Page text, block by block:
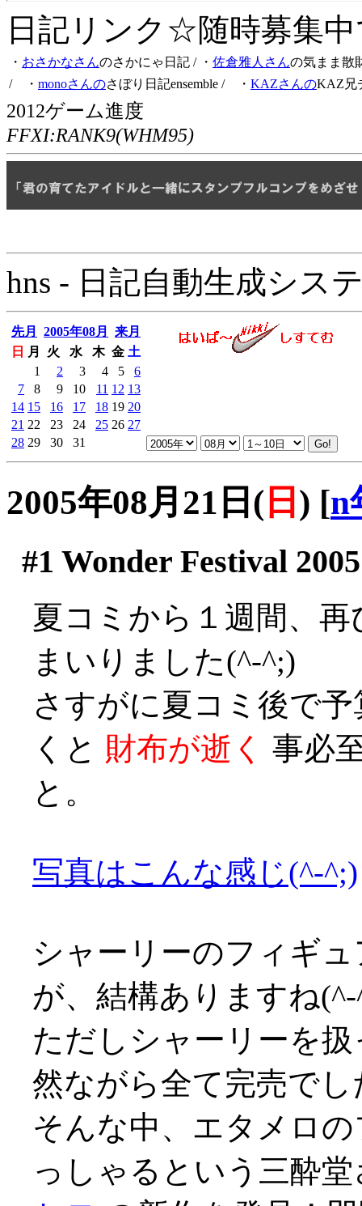
日記リンク☆随時募集
・ おさかなさんのさかにゃ日記 / ・ 佐倉雅人さんの気まま散
/ ・ monoさんのさぼり日記ensemble / ・ KAZさんのKAZ兄
2012ゲーム進度
FFXI:RANK9(WHM95)
hns - 日記自動生成シス
先月 2005年08月
来月
日
月 火 水 木 金 土
1
2 3 4 5
6
7
8 9 10 11 12 13
14 15 16 17 18 19 20
21 22 23 24 25 26 27
28 29 30 31
2005年08月21日( 日 ) [n
#1 Wonder Festival
夏コミから１週間、
まいりました(^-^;)
さすがに夏コミ後で
くと 財布が逝く 事必
と。
写真はこんな感じ(^-^;)
シャーリーのフィギ
が、結構ありますね
ただしシャーリーを
然ながら全て完売でし
そんな中、エタメロ
っしゃるという三酔